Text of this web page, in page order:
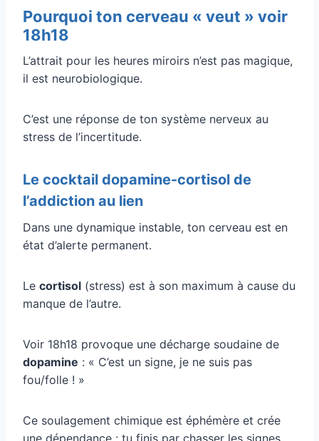
Pourquoi ton cerveau « veut » voir
18h18
L’attrait pour les heures miroirs n’est pas magique,
il est neurobiologique.
C’est une réponse de ton système nerveux au
stress de l’incertitude.
Le cocktail dopamine-cortisol de
l’addiction au lien
Dans une dynamique instable, ton cerveau est en
état d’alerte permanent.
Le cortisol (stress) est à son maximum à cause du
manque de l’autre.
Voir 18h18 provoque une décharge soudaine de
dopamine : « C’est un signe, je ne suis pas
fou/folle ! »
Ce soulagement chimique est éphémère et crée
une dépendance : tu finis par chasser les signes